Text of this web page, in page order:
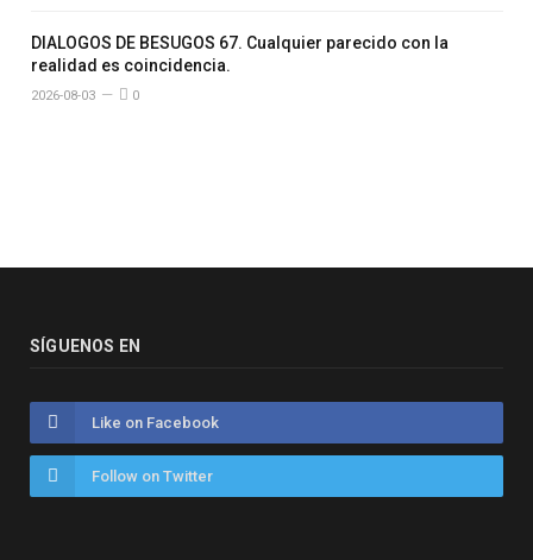
DIALOGOS DE BESUGOS 67. Cualquier parecido con la
realidad es coincidencia.
2026-08-03 0
SÍGUENOS EN
Like on Facebook
Follow on Twitter